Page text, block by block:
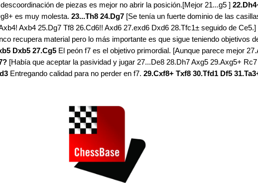
de piezas es mejor no abrir la posición.[Mejor 21...g5 ]
es muy molesta. 23...Th8 24.Dg7 [Se tenía un fuerte dominio de las
Axb4 25.Dg7 Tf8 26.Cd6!! Axd6 27.exd6 Dxd6 28.Tfc1± seguido de Ce5.]
recupera material pero lo más importante es que sigue teniendo objetivos
Dxb5 27.Cg5 El peón f7 es el objetivo primordial. [Aunque parece mejor
[Había que aceptar la pasividad y jugar 27...De8 28.Dh7 Axg5 29.Axg5+ Rc7
Entregando calidad para no perder en f7. 29.Cxf8+ Txf8 30.Tfd1 Df5